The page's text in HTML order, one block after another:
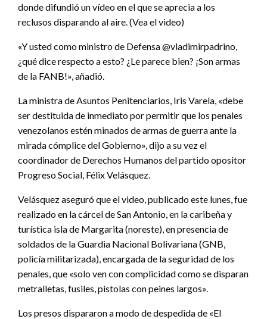
donde difundió un vídeo en el que se aprecia a los
reclusos disparando al aire. (Vea el video)
«Y usted como ministro de Defensa @vladimirpadrino,
¿qué dice respecto a esto? ¿Le parece bien? ¡Son armas
de la FANB!», añadió.
La ministra de Asuntos Penitenciarios, Iris Varela, «debe
ser destituida de inmediato por permitir que los penales
venezolanos estén minados de armas de guerra ante la
mirada cómplice del Gobierno», dijo a su vez el
coordinador de Derechos Humanos del partido opositor
Progreso Social, Félix Velásquez.
Velásquez aseguró que el video, publicado este lunes, fue
realizado en la cárcel de San Antonio, en la caribeña y
turística isla de Margarita (noreste), en presencia de
soldados de la Guardia Nacional Bolivariana (GNB,
policía militarizada), encargada de la seguridad de los
penales, que «solo ven con complicidad como se disparan
metralletas, fusiles, pistolas con peines largos».
Los presos dispararon a modo de despedida de «El